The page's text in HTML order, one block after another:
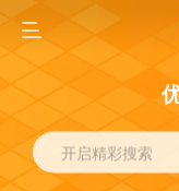
开启精彩搜索